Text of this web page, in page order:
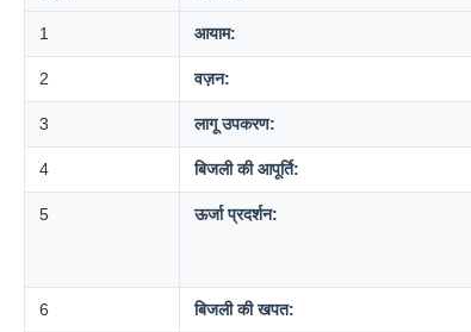
1 आयाम:
2 वज़न:
3 लागू उपकरण:
4 बिजली की आपूर्ति:
5 ऊर्जा प्रदर्शन:
6 बिजली की खपत: